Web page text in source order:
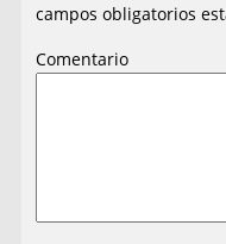
campos obligatorios
Comentario